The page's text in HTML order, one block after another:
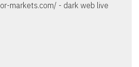
markets.com/ - dark web live